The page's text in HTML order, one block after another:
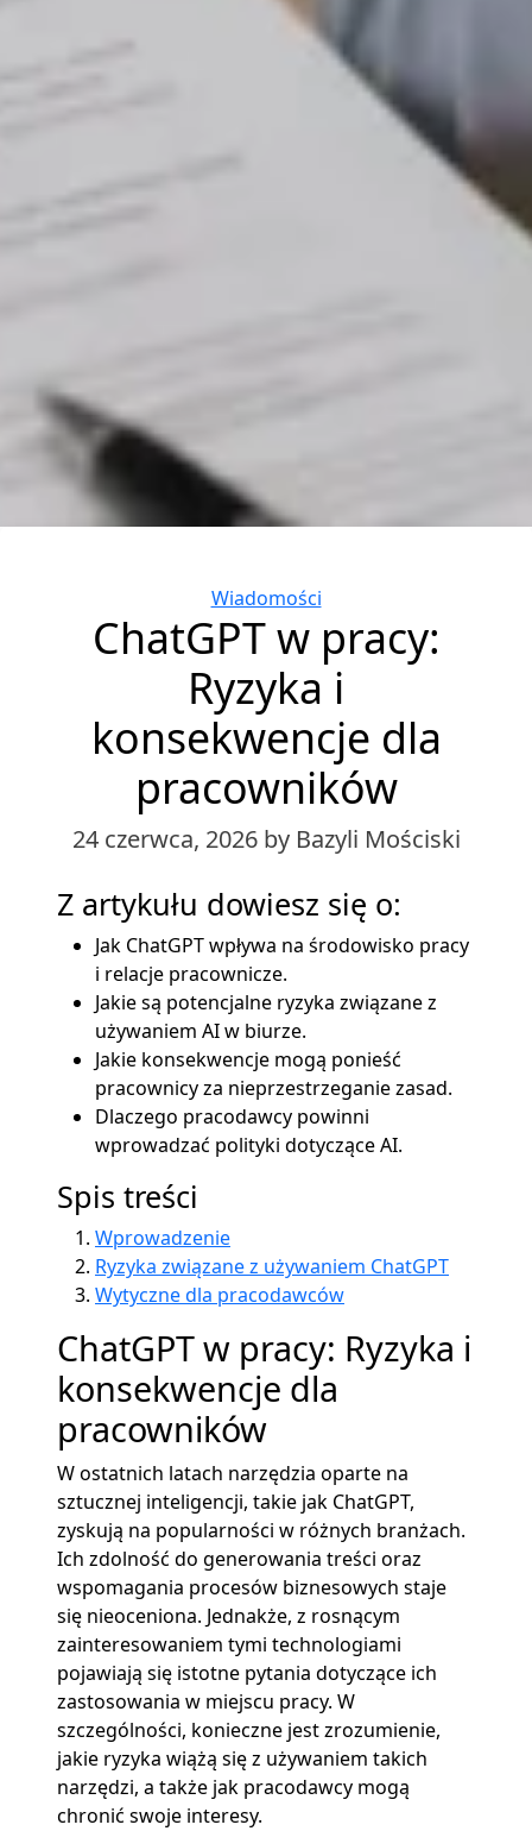
Categories
Wiadomości
ChatGPT w pracy:
Ryzyka i
konsekwencje dla
pracowników
24 czerwca, 2026 by Bazyli Mościski
Z artykułu dowiesz się o:
Jak ChatGPT wpływa na środowisko pracy
i relacje pracownicze.
Jakie są potencjalne ryzyka związane z
używaniem AI w biurze.
Jakie konsekwencje mogą ponieść
pracownicy za nieprzestrzeganie zasad.
Dlaczego pracodawcy powinni
wprowadzać polityki dotyczące AI.
Spis treści
Wprowadzenie
Ryzyka związane z używaniem ChatGPT
Wytyczne dla pracodawców
ChatGPT w pracy: Ryzyka i
konsekwencje dla
pracowników
W ostatnich latach narzędzia oparte na
sztucznej inteligencji, takie jak ChatGPT,
zyskują na popularności w różnych branżach.
Ich zdolność do generowania treści oraz
wspomagania procesów biznesowych staje
się nieoceniona. Jednakże, z rosnącym
zainteresowaniem tymi technologiami
pojawiają się istotne pytania dotyczące ich
zastosowania w miejscu pracy. W
szczególności, konieczne jest zrozumienie,
jakie ryzyka wiążą się z używaniem takich
narzędzi, a także jak pracodawcy mogą
chronić swoje interesy.